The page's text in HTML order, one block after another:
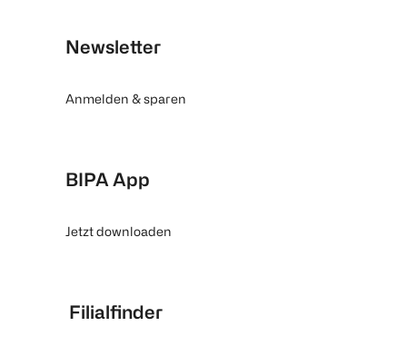
Newsletter
Anmelden & sparen
BIPA App
Jetzt downloaden
Filialfinder